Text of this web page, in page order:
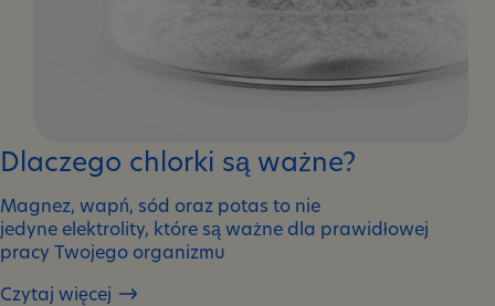
Dlaczego chlorki są ważne?
Magnez, wapń, sód oraz potas to nie
jedyne elektrolity, które są ważne dla prawidłowej
pracy Twojego organizmu
Czytaj więcej